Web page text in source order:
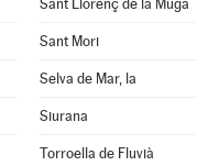
Sant Llorenç de la Muga
Sant Mori
Selva de Mar, la
Siurana
Torroella de Fluvià